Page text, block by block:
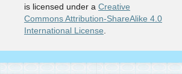
is licensed under a Creative
Commons Attribution-ShareAlike 4.0
International License